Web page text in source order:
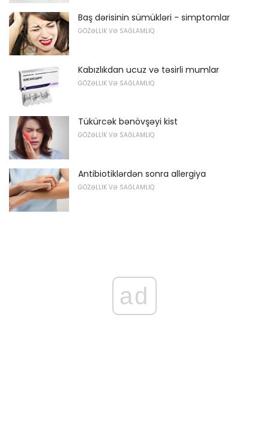
Baş dərisinin sümükləri - simptomlar
GÖZƏLLIK VƏ SAĞLAMLIQ
Kabızlıkdan ucuz və təsirli mumlar
GÖZƏLLIK VƏ SAĞLAMLIQ
Tükürcək bənövşəyi kist
GÖZƏLLIK VƏ SAĞLAMLIQ
Antibiotiklərdən sonra allergiya
GÖZƏLLIK VƏ SAĞLAMLIQ
ad